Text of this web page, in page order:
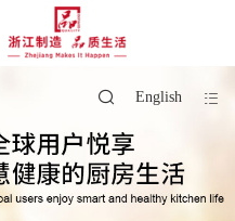
English